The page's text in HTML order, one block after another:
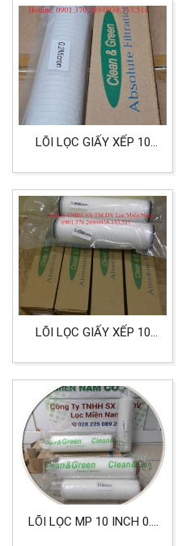
LÕI LỌC GIẤY XẾP 10
CLEAN&GREEN CẤP
LỌC 0.2 MICRON DÙNG
CHO THỰC PHẨM
LÕI LỌC GIẤY XẾP 10
MICRON DÙNG CHO LỌC
THỰC PHẨM
LÕI LỌC MP 10 INCH 0.1